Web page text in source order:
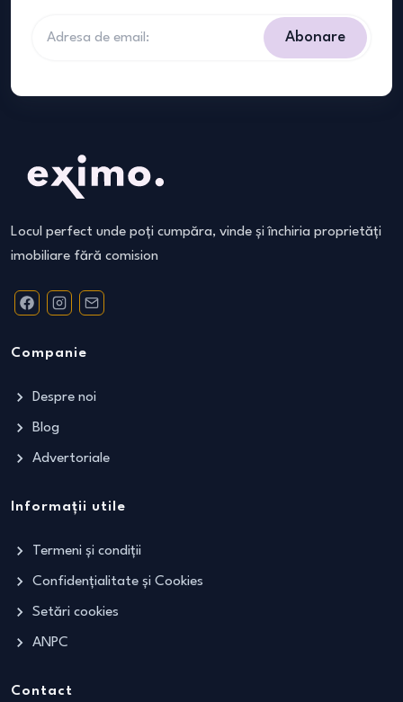
Abonare
Locul perfect unde poți cumpăra, vinde și închiria proprietăți
imobiliare fără comision
Companie
Despre noi
Blog
Advertoriale
Informații utile
Termeni și condiții
Confidențialitate și Cookies
Setări cookies
ANPC
Contact